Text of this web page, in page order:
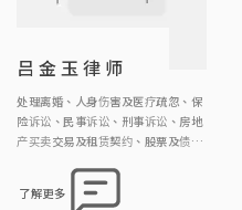
吕金玉律师
处理离婚、人身伤害及医疗疏忽、保
险诉讼、民事诉讼、刑事诉讼、房地
产买卖交易及租赁契约、股票及债权
理等法律事务。
了解更多